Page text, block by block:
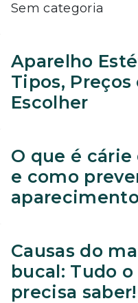
Sem categoria
Aparelho
Tipos, Preços
Escolher
O que é
e como
Causas do
bucal: Tudo
precisa saber!